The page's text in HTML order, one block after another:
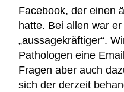
Facebook, der einen
hatte. Bei allen war er
„aussagekräftiger“.
Pathologen eine
Fragen aber auch
sich der derzeit